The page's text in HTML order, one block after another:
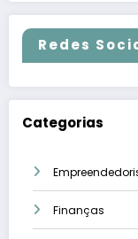
Redes
Categorias
Finanças